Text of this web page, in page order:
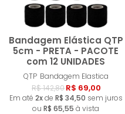
Bandagem Elástica QTP
5cm - PRETA - PACOTE
com 12 UNIDADES
QTP Bandagem Elastica
R$ 142,80R$ 69,00
Em até 2xde R$ 34,50 sem juros
ou R$ 65,55 à vista
Comprar